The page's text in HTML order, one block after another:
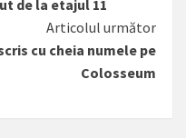
de la etajul 11
Articolul următor
cu cheia numele pe
Colosseum